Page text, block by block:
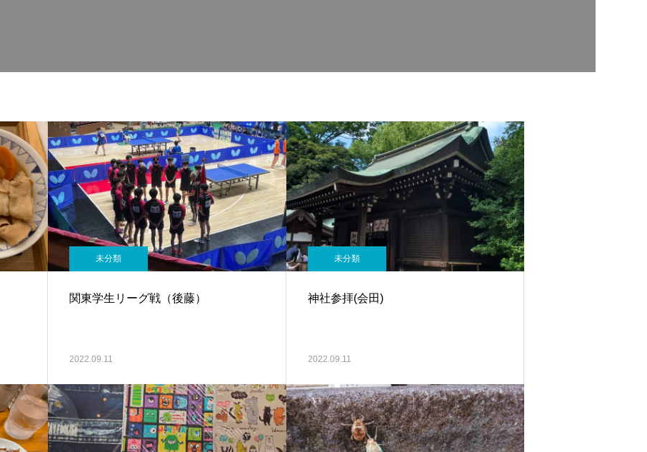
未分類
関東学生リーグ戦（後藤）
2022.09.11
未分類
神社参拝(会田)
2022.09.11